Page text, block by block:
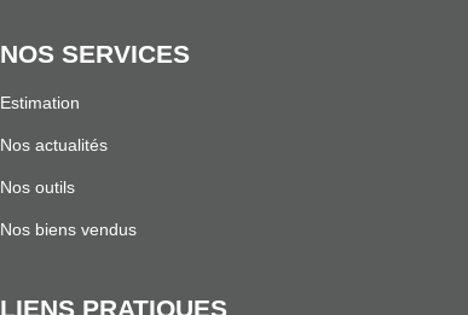
NOS SERVICES
Estimation
Nos actualités
Nos outils
Nos biens vendus
LIENS PRATIQUES